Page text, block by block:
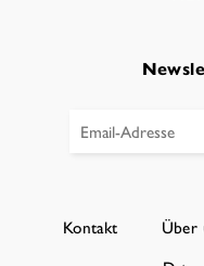
Kontakt Über